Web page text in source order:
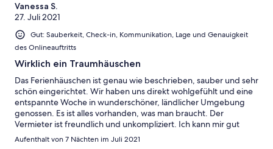
Vanessa S.
27. Juli 2021
Gut: Sauberkeit, Check-in, Kommunikation, Lage und Genauigkeit
des Onlineauftritts
Wirklich ein Traumhäuschen
Das Ferienhäuschen ist genau wie beschrieben, sauber und sehr
schön eingerichtet. Wir haben uns direkt wohlgefühlt und eine
entspannte Woche in wunderschöner, ländlicher Umgebung
genossen. Es ist alles vorhanden, was man braucht. Der
Vermieter ist freundlich und unkompliziert. Ich kann mir gut
vorstellen, im nächsten Jahr nochmal wiederzukommen!
Aufenthalt von 7 Nächten im Juli 2021